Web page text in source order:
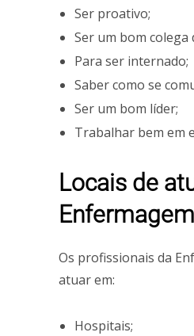
Ser proativo;
Ser um bom colega
Para ser internado;
Saber como se
Ser um bom líder;
Trabalhar bem em
Locais de
Enfermagem
Os profissionais da
atuar em:
Hospitais;